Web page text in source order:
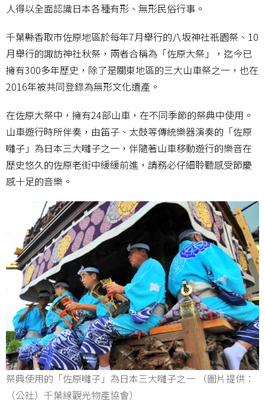
人得以全面認識日本各種有形、無形民俗行事。
千葉縣香取市佐原地區於每年7月舉行的八坂神社祇園祭、10
月舉行的諏訪神社秋祭，兩者合稱為「佐原大祭」，迄今已
擁有300多年歷史，除了是關東地區的三大山車祭之一，也在
2016年被共同登錄為無形文化遺產。
在佐原大祭中，擁有24部山車，在不同季節的祭典中使用。
山車遊行時所伴奏，由笛子、太鼓等傳統樂器演奏的「佐原
囃子」為日本三大囃子之一，伴隨著山車移動遊行的樂音在
歷史悠久的佐原老街中緩緩前進，請務必仔細聆聽感受節慶
感十足的音樂。
祭典使用的「佐原囃子」為日本三大囃子之一 （圖片提供：
（公社）千葉線觀光物產協會）